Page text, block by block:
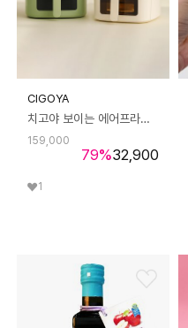
CIGOYA
치고야 보이는 에어프라이어 5L
79%
159,000
32,900
1